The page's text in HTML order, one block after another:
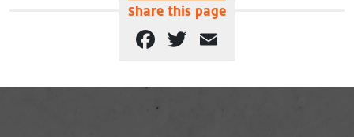
Share this page
Facebook
Twitter